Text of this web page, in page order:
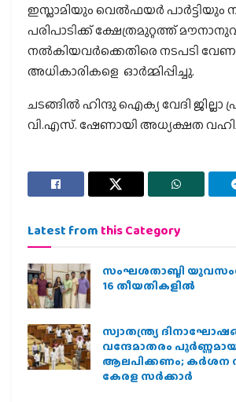
ഇസ്ലാമിയും വെല്‍ഫയര്‍ പാര്‍ട്ടിയും
പരിപാടിക്ക് ക്ഷേത്രമുറ്റത്ത്
നല്‍കിയവര്‍ക്കെതിരെ നടപടി
അധികാരികളെ ഓര്‍മ്മിപ്പിച്ചു.
ചടങ്ങില്‍ ഹിന്ദു ഐക്യ വേദി ജില്ലാ
വി.എസ്. ഷേണായി അധ്യക്ഷത
Latest from this Category
സംഘശതാബ്ദി
16 തീയതികളില്‍
സ്വാതന്ത്ര്യ
വന്ദേമാതരം
ആലപിക്കണം; കർശന
കേരള സർക്കാർ